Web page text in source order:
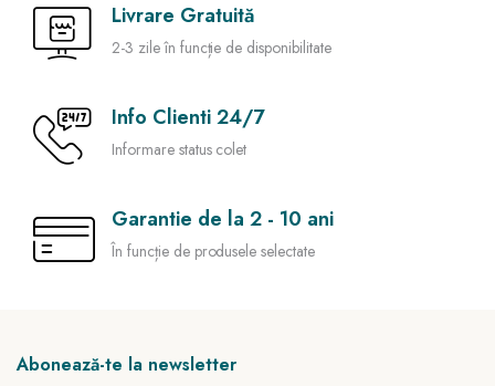
Livrare Gratuită
2-3 zile în funcție de disponibilitate
Info Clienti 24/7
Informare status colet
Garantie de la 2 - 10 ani
În funcție de produsele selectate
Abonează-te la newsletter